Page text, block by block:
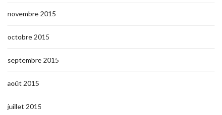
novembre 2015
octobre 2015
septembre 2015
août 2015
juillet 2015